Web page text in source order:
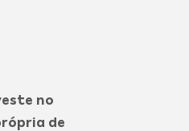
no
de